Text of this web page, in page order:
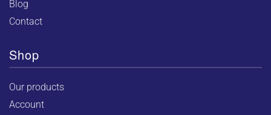
Blog
Contact
Shop
Our products
Account